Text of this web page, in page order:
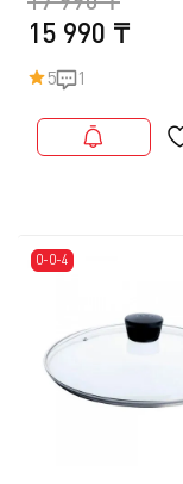
15 990 ₸
5 1
0-0-4